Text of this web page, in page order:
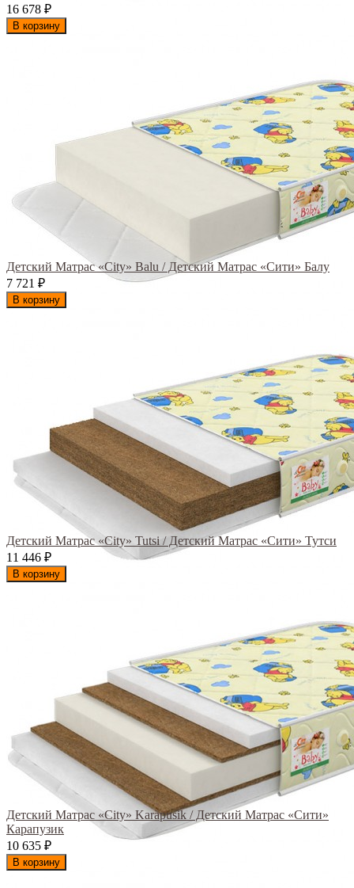
16 678 ₽
В корзину
Детский Матрас «City» Balu / Детский Матрас «Сити» Балу
7 721
₽
В корзину
Детский Матрас «City» Tutsi / Детский Матрас «Сити» Тутси
11 446 ₽
В корзину
Детский Матрас «City» Karapusik / Детский Матрас «Сити»
Карапузик
10 635 ₽
В корзину